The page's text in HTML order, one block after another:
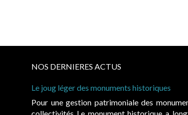
NOS DERNIERES ACTUS
historiques au service du